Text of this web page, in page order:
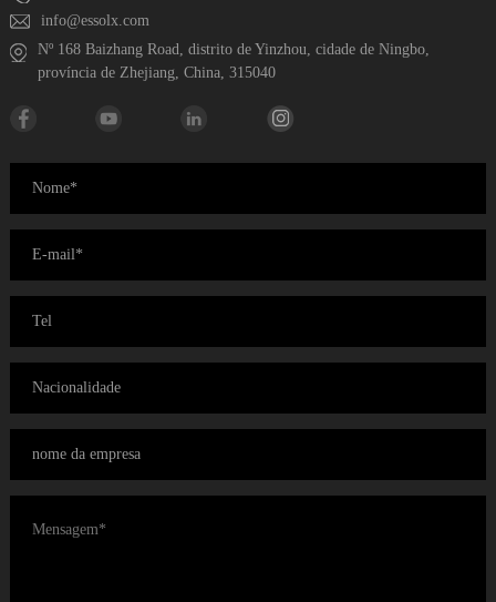
info@essolx.com
Nº 168 Baizhang Road, distrito de Yinzhou, cidade de Ningbo,
província de Zhejiang, China, 315040